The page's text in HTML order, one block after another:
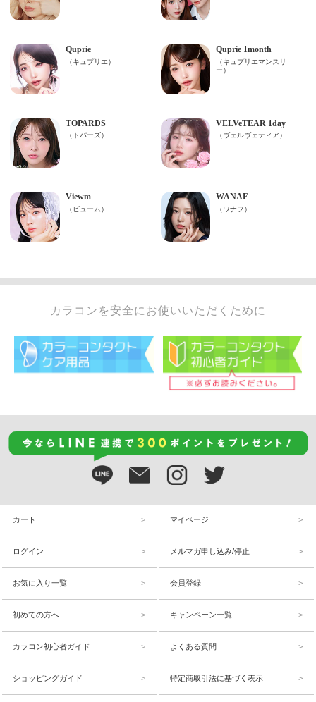
カラコンを安全にお使いいただくために
カート マイページ
ログイン メルマガ申し込み/停止
お気に入り一覧 会員登録
初めての方へ キャンペーン一覧
カラコン初心者ガイド よくある質問
ショッピングガイド 特定商取引法に基づく表示